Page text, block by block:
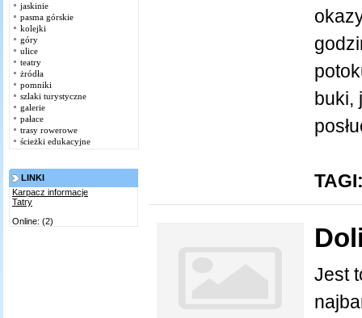
jaskinie
pasma górskie
kolejki
góry
ulice
teatry
żródła
pomniki
szlaki turystyczne
galerie
pałace
trasy rowerowe
ścieżki edukacyjne
LINKI
Karpacz informacje
Tatry
Online: (2)
buki,
Jest